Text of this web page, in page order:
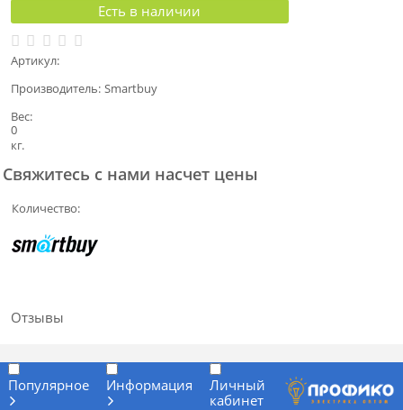
Есть в наличии
Артикул:
Производитель: Smartbuy
Вес:
0
кг.
Свяжитесь с нами насчет цены
Количество:
Отзывы
Популярное Информация
Личный
кабинет